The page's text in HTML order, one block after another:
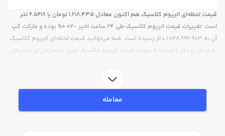
قیمت لحظه‌ای اتریوم کلاسیک هم اکنون معادل 1,218,435 تومان یا 6.5218 تتر
است. تغییرات قیمت اتریوم کلاسیک طی 24 ساعت اخیر -0.02% بوده و مارکت کپ
آن به 1,028,696,903 دلار رسیده است. شما می‌توانید قیمت لحظه‌ای اتریوم کلاسیک
به تومان و دلار را همراه با نمودار قیمت اتریوم کلاسیک امروز در صرافی ارز دیجیتال
معامله